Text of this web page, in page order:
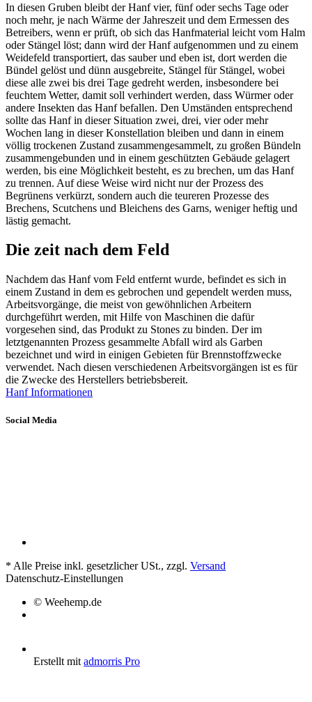
In diesen Gruben bleibt der Hanf vier, fünf oder sechs Tage oder
noch mehr, je nach Wärme der Jahreszeit und dem Ermessen des
Betreibers, wenn er prüft, ob sich das Hanfmaterial leicht vom Halm
oder Stängel löst; dann wird der Hanf aufgenommen und zu einem
Weidefeld transportiert, das sauber und eben ist, dort werden die
Bündel gelöst und dünn ausgebreite, Stängel für Stängel, wobei
diese alle zwei bis drei Tage gedreht werden, insbesondere bei
feuchtem Wetter, damit soll verhindert werden, dass Würmer oder
andere Insekten das Hanf befallen. Den Umständen entsprechend
sollte das Hanf in dieser Situation zwei, drei, vier oder mehr
Wochen lang in dieser Konstellation bleiben und dann in einem
völlig trockenen Zustand zusammengesammelt, zu großen Bündeln
zusammengebunden und in einem geschützten Gebäude gelagert
werden, bis eine Möglichkeit besteht, es zu brechen, um das Hanf
zu trennen. Auf diese Weise wird nicht nur der Prozess des
Begrünens verkürzt, sondern auch die teureren Prozesse des
Brechens, Scutchens und Bleichens des Garns, weniger heftig und
lästig gemacht.
Die zeit nach dem Feld
Nachdem das Hanf vom Feld entfernt wurde, befindet es sich in
einem Zustand in dem es gebrochen und gependelt werden muss,
Arbeitsvorgänge, die meist von gewöhnlichen Arbeitern
durchgeführt werden, mit Hilfe von Maschinen die dafür
vorgesehen sind, das Produkt zu Stones zu binden. Der im
letztgenannten Prozess gesammelte Abfall wird als Garben
bezeichnet und wird in einigen Gebieten für Brennstoffzwecke
verwendet. Nach diesen verschiedenen Arbeitsvorgängen ist es für
die Zwecke des Herstellers betriebsbereit.
Hanf Informationen
Social Media
* Alle Preise inkl. gesetzlicher USt., zzgl. Versand
Datenschutz-Einstellungen
© Weehemp.de
Erstellt mit admorris Pro